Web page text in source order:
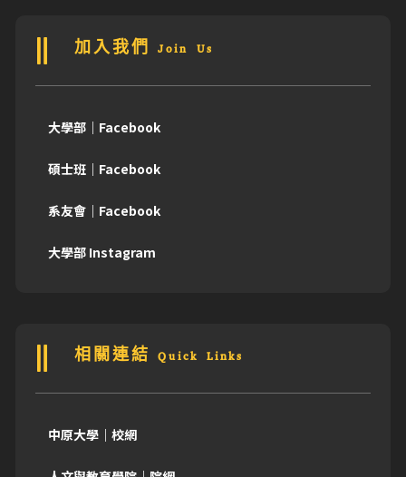
加入我們 Join Us
大學部｜Facebook
碩士班｜Facebook
系友會｜Facebook
大學部 Instagram
相關連結 Quick Links
中原大學｜校網